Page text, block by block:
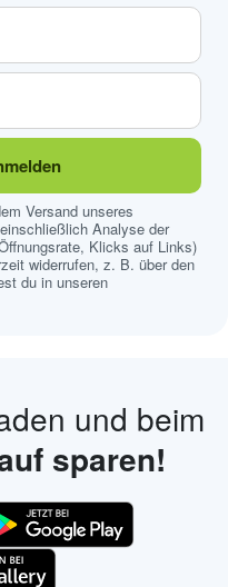
Versand unseres
Analyse der
Klicks auf Links)
widerrufen, z. B. über den
du in unseren
und beim
sparen!